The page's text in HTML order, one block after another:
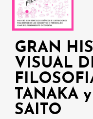
GRAN
VISUAL
TANAKA
SAITO